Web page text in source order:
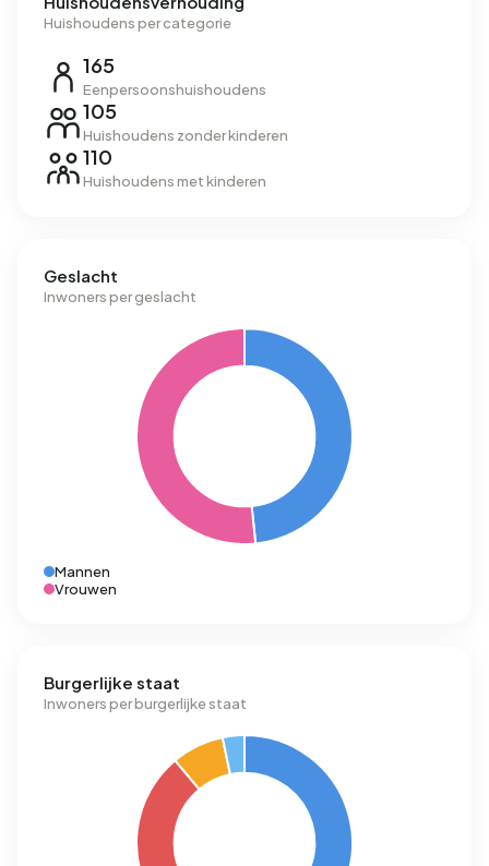
Huishoudens per categorie
165
Eenpersoonshuishoudens
105
Huishoudens zonder kinderen
110
Huishoudens met kinderen
Geslacht
Inwoners per geslacht
Mannen
Vrouwen
Burgerlijke staat
Inwoners per burgerlijke staat